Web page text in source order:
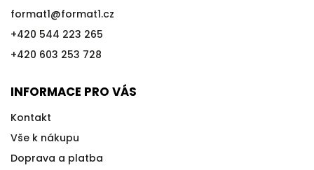
format1@format1.cz
+420 544 223 265
+420 603 253 728
INFORMACE PRO VÁS
Kontakt
Vše k nákupu
Doprava a platba